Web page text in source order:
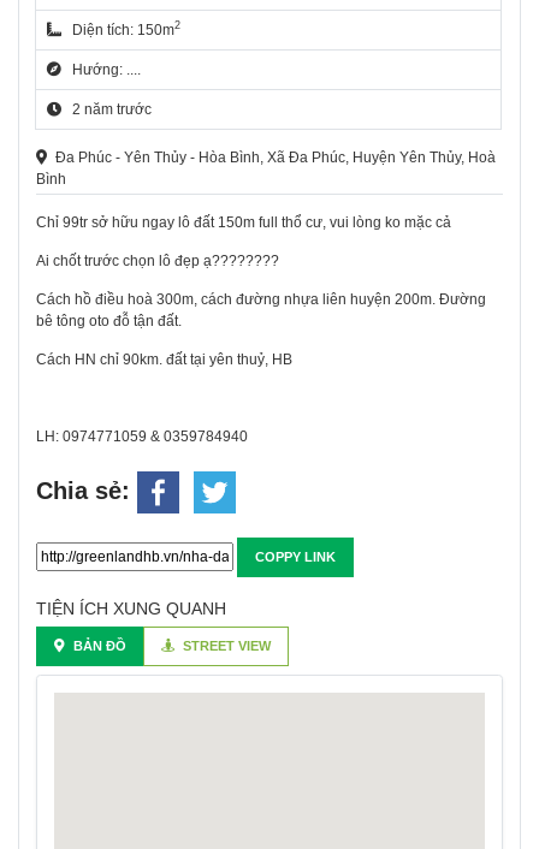
Diện tích: 150m2
Hướng: ....
2 năm trước
Đa Phúc - Yên Thủy - Hòa Bình, Xã Đa Phúc, Huyện Yên Thủy, Hoà
Bình
Chỉ 99tr sở hữu ngay lô đất 150m full thổ cư, vui lòng ko mặc cả
Ai chốt trước chọn lô đẹp ạ????????
Cách hồ điều hoà 300m, cách đường nhựa liên huyện 200m. Đường
bê tông oto đỗ tận đất.
Cách HN chỉ 90km. đất tại yên thuỷ, HB
LH: 0974771059 & 0359784940
Chia sẻ:
COPPY LINK
TIỆN ÍCH XUNG QUANH
BẢN ĐỒ STREET VIEW